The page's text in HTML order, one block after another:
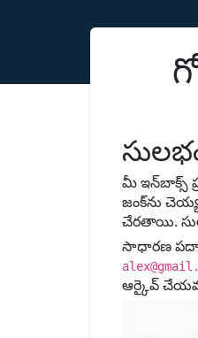
మీ ఇన్‌బాక్స్
జంక్‌ను
చేరతాయి.
సాధారణ
ఆర్కైవ్